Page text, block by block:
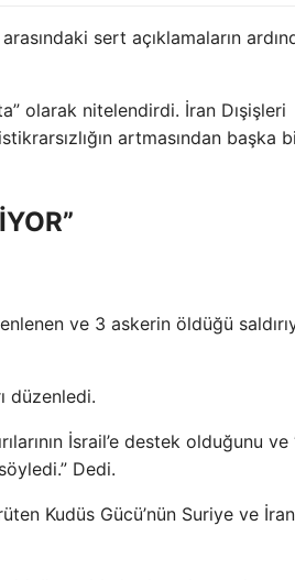
sert açıklamaların
olarak nitelendirdi. İran Dışişleri
artmasından başka
ve 3 askerin öldüğü
düzenledi.
İsrail’e destek olduğunu ve
Dedi.
Kudüs Gücü’nün Suriye ve